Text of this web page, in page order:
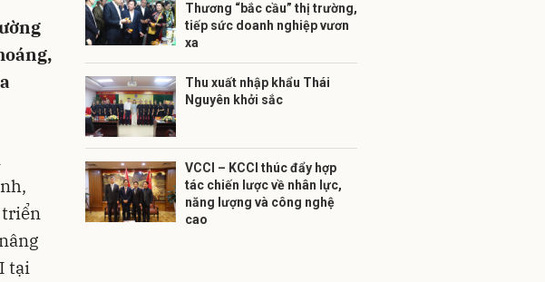
tại
Thương “bắc cầu” thị trường,
tiếp sức doanh nghiệp vươn
xa
Thu xuất nhập khẩu Thái
Nguyên khởi sắc
VCCI – KCCI thúc đẩy hợp
tác chiến lược về nhân lực,
năng lượng và công nghệ
cao